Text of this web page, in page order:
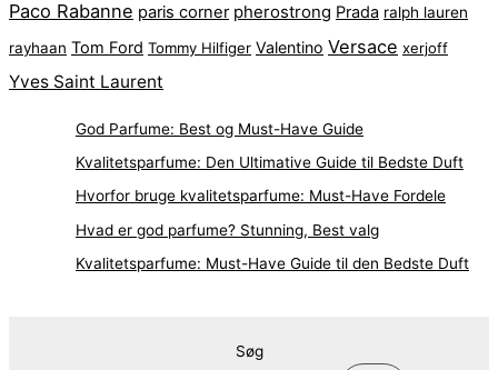
Paco Rabanne paris corner pherostrong Prada ralph lauren
rayhaan Tom Ford Tommy Hilfiger Valentino Versace xerjoff
Yves Saint Laurent
God Parfume: Best og Must-Have Guide
Kvalitetsparfume: Den Ultimative Guide til Bedste Duft
Hvorfor bruge kvalitetsparfume: Must-Have Fordele
Hvad er god parfume? Stunning, Best valg
Kvalitetsparfume: Must-Have Guide til den Bedste Duft
Søg